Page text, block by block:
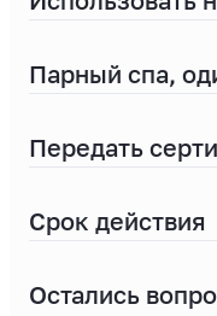
App Store
Парный спа,
Передать
Срок действия
Остались